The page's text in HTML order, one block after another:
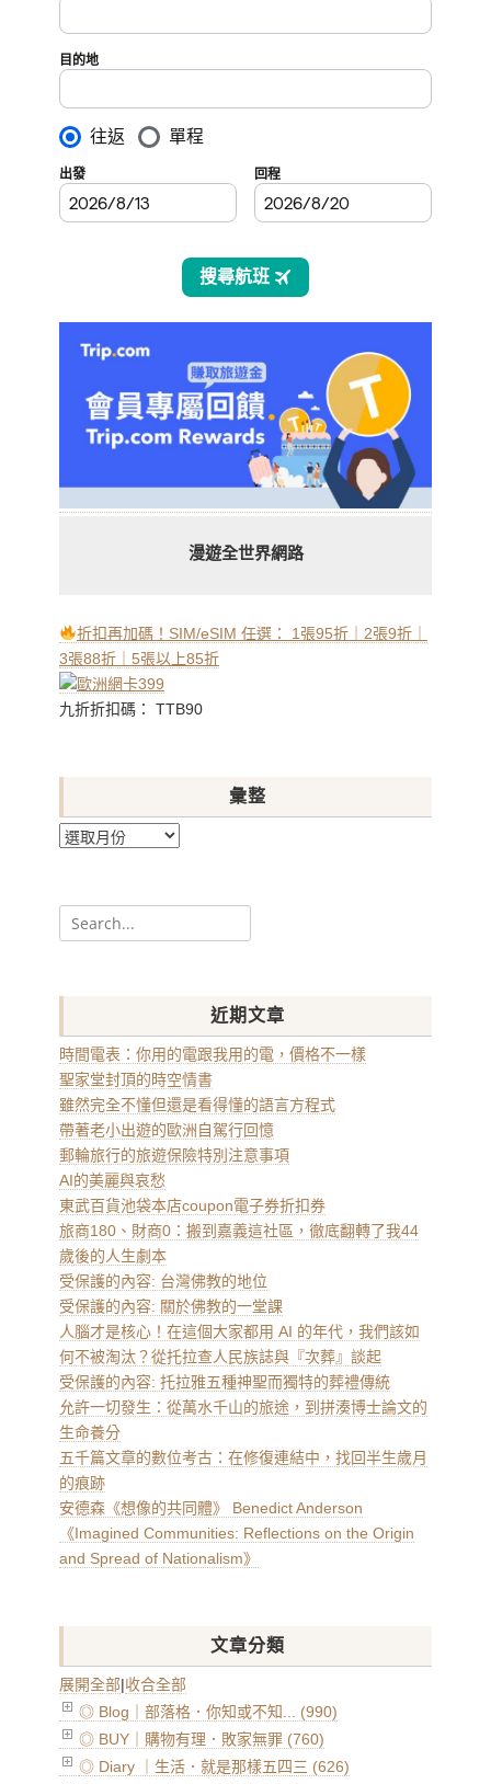
漫遊全世界網路
折扣再加碼！SIM/eSIM 任選： 1張95折｜2張9折｜
3張88折｜5張以上85折
九折折扣碼： TTB90
彙整
彙
Search
for:
近期文章
時間電表：你用的電跟我用的電，價格不一樣
聖家堂封頂的時空情書
雖然完全不懂但還是看得懂的語言方程式
帶著老小出遊的歐洲自駕行回憶
郵輪旅行的旅遊保險特別注意事項
AI的美麗與哀愁
東武百貨池袋本店coupon電子券折扣券
旅商180、財商0：搬到嘉義這社區，徹底翻轉了我44
歲後的人生劇本
受保護的內容: 台灣佛教的地位
受保護的內容: 關於佛教的一堂課
人腦才是核心！在這個大家都用 AI 的年代，我們該如
何不被淘汰？從托拉查人民族誌與『次葬』談起
受保護的內容: 托拉雅五種神聖而獨特的葬禮傳統
允許一切發生：從萬水千山的旅途，到拼湊博士論文的
生命養分
五千篇文章的數位考古：在修復連結中，找回半生歲月
的痕跡
安德森《想像的共同體》 Benedict Anderson
《Imagined Communities: Reflections on the Origin
and Spread of Nationalism》
文章分類
展開全部|收合全部
◎ Blog｜部落格．你知或不知... (990)
◎ BUY｜購物有理．敗家無罪 (760)
◎ Diary ｜生活．就是那樣五四三 (626)